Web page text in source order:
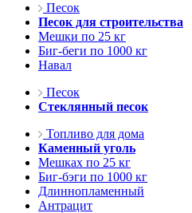
Песок
Песок для строительства
Мешки по 25 кг
Биг-беги по 1000 кг
Навал
Песок
Стеклянный песок
Топливо для дома
Каменный уголь
Мешках по 25 кг
Биг-бэги по 1000 кг
Длиннопламенный
Антрацит